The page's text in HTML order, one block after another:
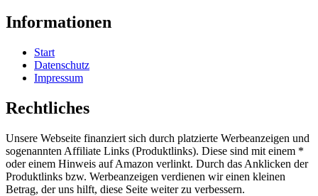
Informationen
Start
Datenschutz
Impressum
Rechtliches
Unsere Webseite finanziert sich durch platzierte Werbeanzeigen und
sogenannten Affiliate Links (Produktlinks). Diese sind mit einem *
oder einem Hinweis auf Amazon verlinkt. Durch das Anklicken der
Produktlinks bzw. Werbeanzeigen verdienen wir einen kleinen
Betrag, der uns hilft, diese Seite weiter zu verbessern.